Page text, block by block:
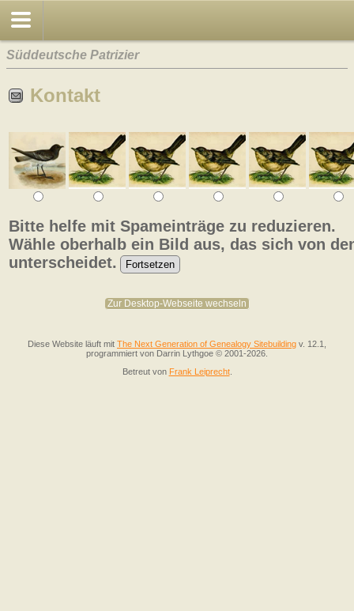
Süddeutsche Patrizier
Kontakt
Bitte helfe mit Spameinträge zu reduzieren.
Wähle oberhalb ein Bild aus, das sich von
unterscheidet.
Zur Desktop-Webseite wechseln
Diese Website läuft mit The Next Generation of Genealogy Sitebuilding v. 12.1,
programmiert von Darrin Lythgoe © 2001-2026.
Betreut von Frank Leiprecht.